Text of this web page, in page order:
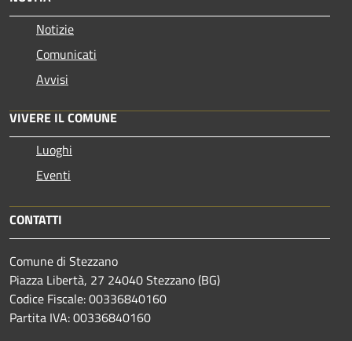
Notizie
Comunicati
Avvisi
VIVERE IL COMUNE
Luoghi
Eventi
CONTATTI
Comune di Stezzano
Piazza Libertà, 27 24040 Stezzano (BG)
Codice Fiscale: 00336840160
Partita IVA: 00336840160